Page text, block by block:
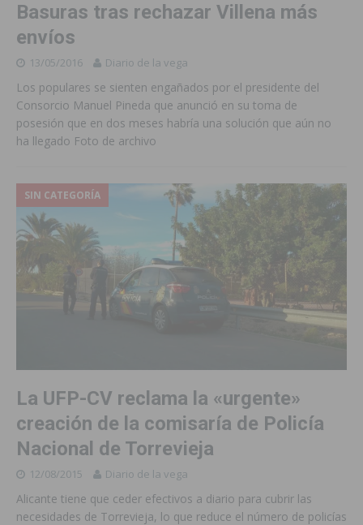
Basuras tras rechazar Villena más
envíos
13/05/2016 Diario de la vega
Los populares se sienten engañados por el presidente del
Consorcio Manuel Pineda que anunció en su toma de
posesión que en dos meses habría una solución que aún no
ha llegado Foto de archivo
SIN CATEGORÍA
La UFP-CV reclama la «urgente»
creación de la comisaría de Policía
Nacional de Torrevieja
12/08/2015 Diario de la vega
Alicante tiene que ceder efectivos a diario para cubrir las
necesidades de Torrevieja, lo que reduce el número de policías